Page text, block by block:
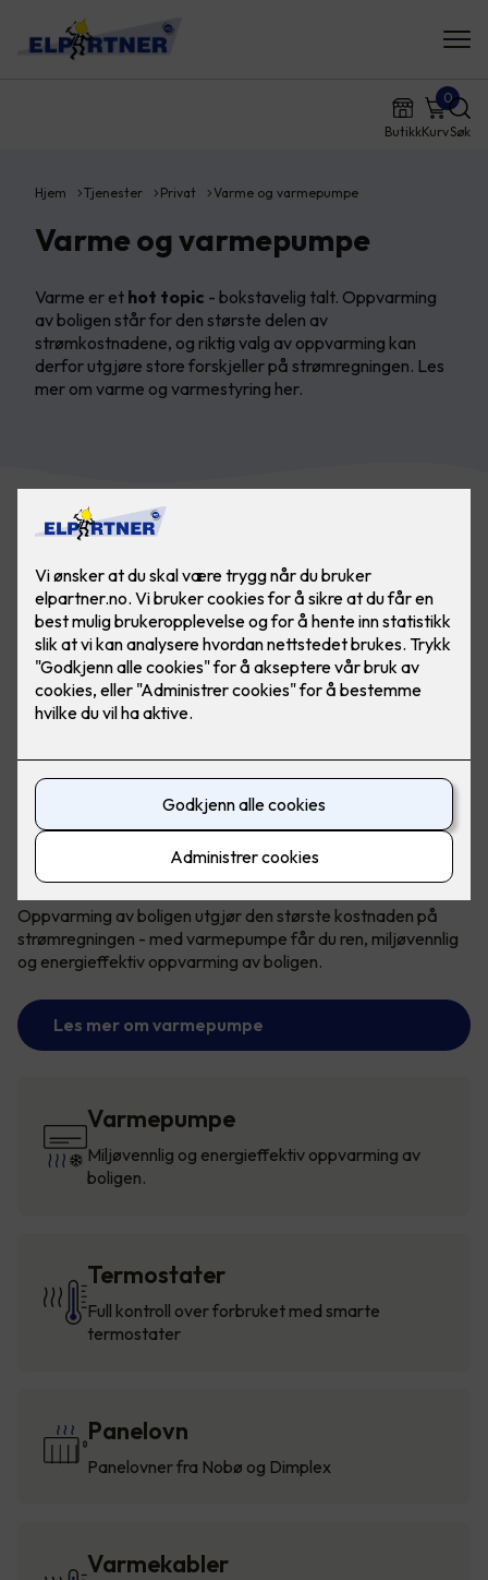
ButikkKurv
0
Søk
Hjem Tjenester Privat Varme og varmepumpe
Varme og varmepumpe
Varme er et hot topic - bokstavelig talt. Oppvarming
av boligen står for den største delen av
strømkostnadene, og riktig valg av oppvarming kan
derfor utgjøre store forskjeller på strømregningen. Les
mer om varme og varmestyring her.
Bærekraftig og reduserte kostnader
Oppvarming med varmepumpe
Oppvarming av boligen utgjør den største kostnaden på
strømregningen - med varmepumpe får du ren, miljøvennlig
og energieffektiv oppvarming av boligen.
Les mer om varmepumpe
Varmepumpe
Miljøvennlig og energieffektiv oppvarming av
boligen.
Termostater
Full kontroll over forbruket med smarte
termostater
Panelovn
Panelovner fra Nobø og Dimplex
Varmekabler